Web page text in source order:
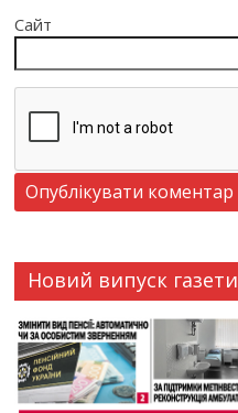
Сайт
Новий випуск газети